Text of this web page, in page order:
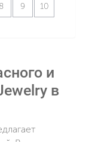
8 9 10
и
в